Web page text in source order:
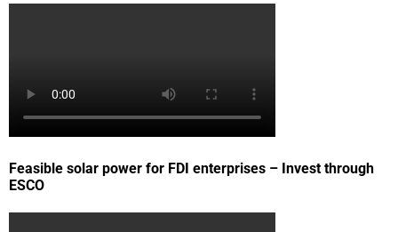
Feasible solar power for FDI enterprises – Invest through
ESCO